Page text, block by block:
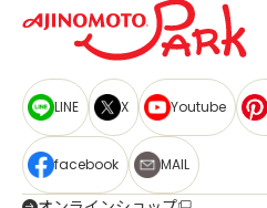
LINE X Youtube
facebook MAIL